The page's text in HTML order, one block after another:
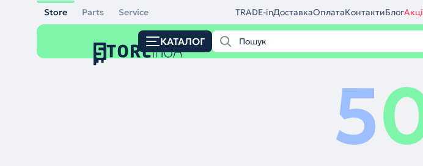
Store Parts Service TRADE-inДоставкаОплатаКонтактиБлог
КАТАЛОГ
5